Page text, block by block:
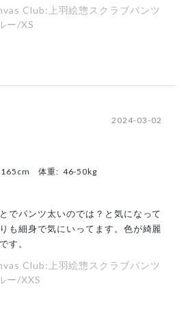
Club:上羽絵惣スクラブパンツ
ー/XS
2024-03-02
体重: 46-50kg
でパンツ太いのでは？と気になって
も細身で気にいってます。色が綺麗
す。
Club:上羽絵惣スクラブパンツ
ー/XXS